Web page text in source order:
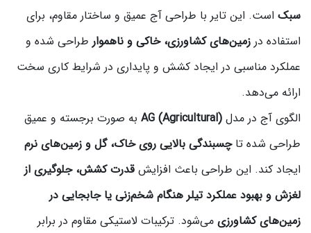
سبک است. این تایر با طراحی آج عمیق و ساختار مقاوم، برای
استفاده در زمین‌های کشاورزی، خاکی و ناهموارطراحی شده و
عملکرد مناسبی در ایجاد کشش و پایداری در شرایط کاری سخت
ارائه می‌دهد.
الگوی آج در مدل AG (Agricultural) به صورت برجسته و عمیق
طراحی شده تاچسبندگی بالایی روی خاک، گل و زمین‌های نرم
ایجاد کند. این طراحی باعث افزایش قدرت کشش، جلوگیری از
لغزش و بهبود عملکرد تیلر هنگام شخم‌زنی یا جابجایی در
زمین‌های کشاورزی می‌شود. ترکیبات لاستیکی مقاوم در برابر